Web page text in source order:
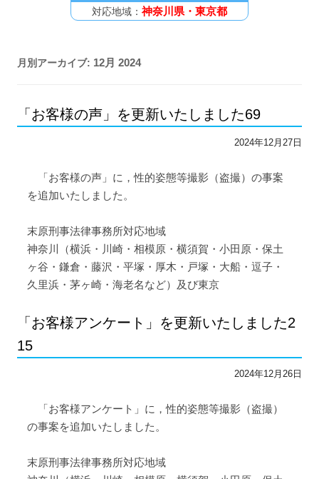
対応地域： 神奈川県・東京都
月別アーカイブ: 12月 2024
「お客様の声」を更新いたしました69
2024年12月27日
「お客様の声」に，性的姿態等撮影（盗撮）の事案
を追加いたしました。
末原刑事法律事務所対応地域
神奈川（横浜・川崎・相模原・横須賀・小田原・保土
ヶ谷・鎌倉・藤沢・平塚・厚木・戸塚・大船・逗子・
久里浜・茅ヶ崎・海老名など）及び東京
「お客様アンケート」を更新いたしました2
15
2024年12月26日
「お客様アンケート」に，性的姿態等撮影（盗撮）
の事案を追加いたしました。
末原刑事法律事務所対応地域